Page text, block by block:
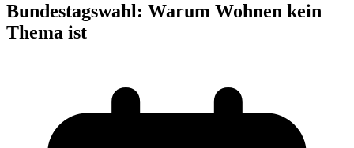
Bundestagswahl: Warum Wohnen kein
Thema ist